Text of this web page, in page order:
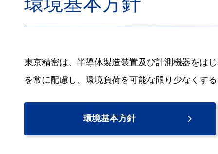
東京精密は、半導体製造装置及び計測機器をは
を常に配慮し、環境負荷を可能な限り少なくす
環境基本方針